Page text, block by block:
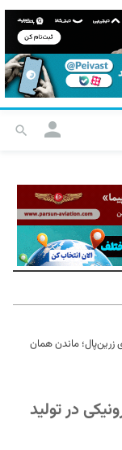
ماندن همان
در تولید